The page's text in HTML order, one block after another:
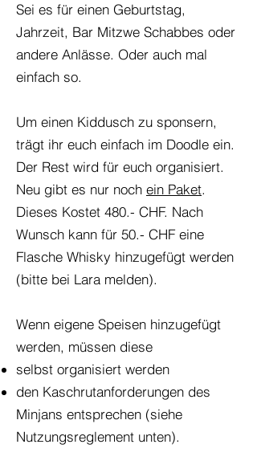
Sei es für einen Geburtstag,
Jahrzeit, Bar Mitzwe Schabbes oder
andere Anlässe. Oder auch mal
einfach so.
Um einen Kiddusch zu sponsern,
trägt ihr euch einfach im Doodle ein.
Der Rest wird für euch organisiert.
Neu gibt es nur noch ein Paket.
Dieses Kostet 480.- CHF. Nach
Wunsch kann für 50.- CHF eine
Flasche Whisky hinzugefügt werden
(bitte bei Lara melden).
Wenn eigene Speisen hinzugefügt
werden, müssen diese
selbst organisiert werden
den Kaschrutanforderungen des
Minjans entsprechen (siehe
Nutzungsreglement unten).